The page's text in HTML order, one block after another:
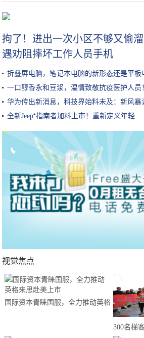
拘了！进出一次小区不够又偷
遇劝阻摔坏工作人员手机
折叠屏电脑，笔记本电脑的新形态还是平板
一口醇香永和豆浆，温情致敬抗疫医护人员
华为传出新消息，科技界始料未及：新风暴
全新Jeep⁺指南者加料上市！重新定义年轻
视觉焦点
国际资本青睐国服，全力推动英格
300名梯